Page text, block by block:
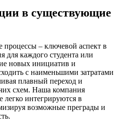
в существующие
– ключевой аспект в
для каждого студента или
новых инициатив и
с наименьшими затратами
плавный переход и
схем. Наша компания
легко интегрируются в
возможные преграды и